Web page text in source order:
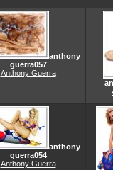
anthony
guerra057
Anthony Guerra
anthony
guerra054
Anthony Guerra